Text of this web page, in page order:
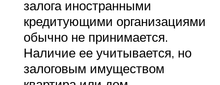
залога иностранными
кредитующими организациями
обычно не принимается.
Наличие ее учитывается, но
залоговым имуществом